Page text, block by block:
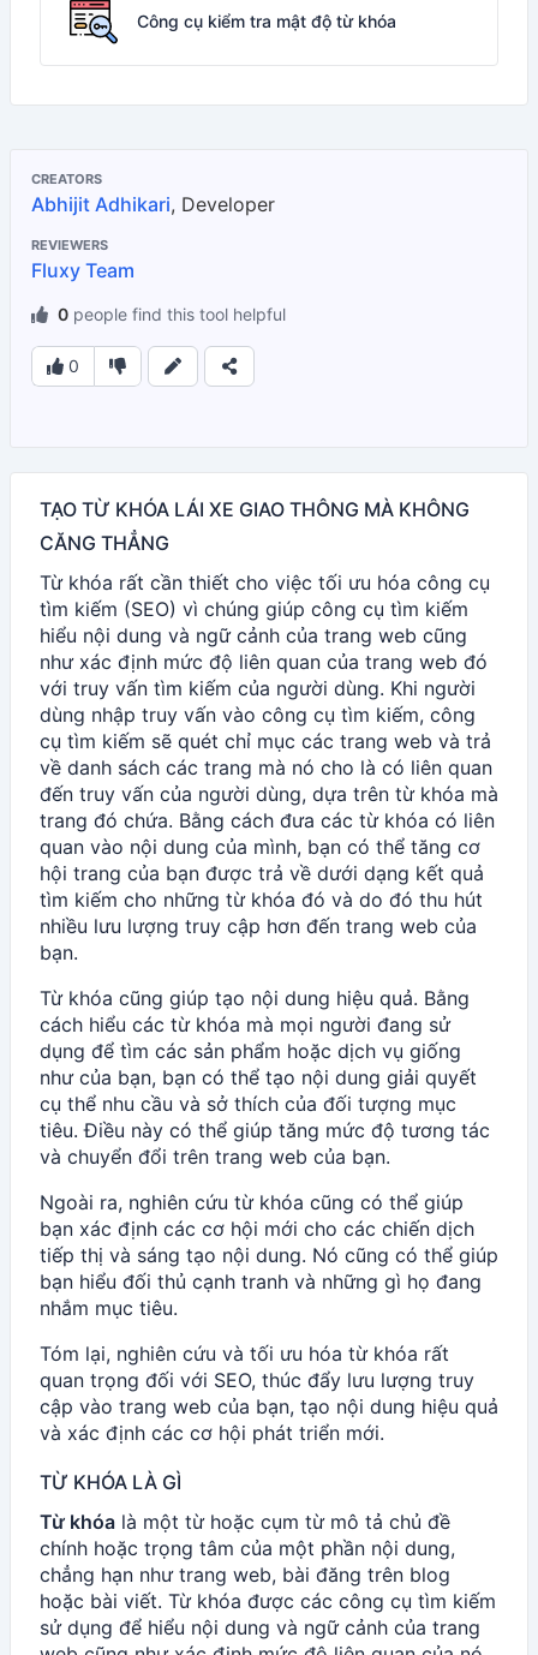
Công cụ kiểm tra mật độ từ khóa
CREATORS
Abhijit Adhikari, Developer
REVIEWERS
Fluxy Team
0 people find this tool helpful
0
TẠO TỪ KHÓA LÁI XE GIAO THÔNG MÀ KHÔNG
CĂNG THẲNG
Từ khóa rất cần thiết cho việc tối ưu hóa công cụ
tìm kiếm (SEO) vì chúng giúp công cụ tìm kiếm
hiểu nội dung và ngữ cảnh của trang web cũng
như xác định mức độ liên quan của trang web đó
với truy vấn tìm kiếm của người dùng. Khi người
dùng nhập truy vấn vào công cụ tìm kiếm, công
cụ tìm kiếm sẽ quét chỉ mục các trang web và trả
về danh sách các trang mà nó cho là có liên quan
đến truy vấn của người dùng, dựa trên từ khóa mà
trang đó chứa. Bằng cách đưa các từ khóa có liên
quan vào nội dung của mình, bạn có thể tăng cơ
hội trang của bạn được trả về dưới dạng kết quả
tìm kiếm cho những từ khóa đó và do đó thu hút
nhiều lưu lượng truy cập hơn đến trang web của
bạn.
Từ khóa cũng giúp tạo nội dung hiệu quả. Bằng
cách hiểu các từ khóa mà mọi người đang sử
dụng để tìm các sản phẩm hoặc dịch vụ giống
như của bạn, bạn có thể tạo nội dung giải quyết
cụ thể nhu cầu và sở thích của đối tượng mục
tiêu. Điều này có thể giúp tăng mức độ tương tác
và chuyển đổi trên trang web của bạn.
Ngoài ra, nghiên cứu từ khóa cũng có thể giúp
bạn xác định các cơ hội mới cho các chiến dịch
tiếp thị và sáng tạo nội dung. Nó cũng có thể giúp
bạn hiểu đối thủ cạnh tranh và những gì họ đang
nhắm mục tiêu.
Tóm lại, nghiên cứu và tối ưu hóa từ khóa rất
quan trọng đối với SEO, thúc đẩy lưu lượng truy
cập vào trang web của bạn, tạo nội dung hiệu quả
và xác định các cơ hội phát triển mới.
TỪ KHÓA LÀ GÌ
Từ khóa là một từ hoặc cụm từ mô tả chủ đề
chính hoặc trọng tâm của một phần nội dung,
chẳng hạn như trang web, bài đăng trên blog
hoặc bài viết. Từ khóa được các công cụ tìm kiếm
sử dụng để hiểu nội dung và ngữ cảnh của trang